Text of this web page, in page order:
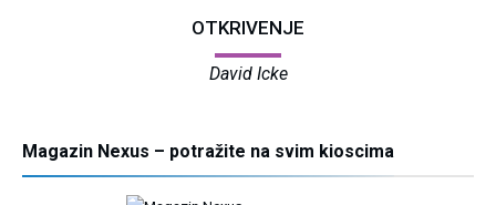
OTKRIVENJE
David Icke
Magazin Nexus – potražite na svim kioscima